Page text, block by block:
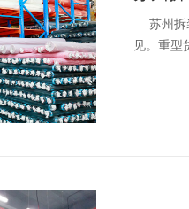
苏州拆
见。重型